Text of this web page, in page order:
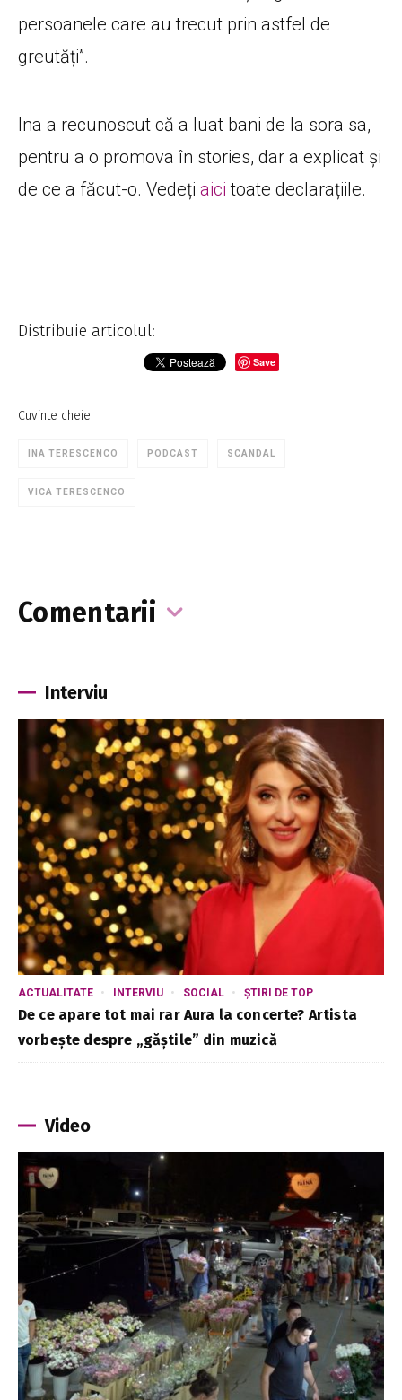
persoanele care au trecut prin astfel de
greutăți”.
Ina a recunoscut că a luat bani de la sora sa,
pentru a o promova în stories, dar a explicat și
de ce a făcut-o. Vedeți aici toate declarațiile.
Distribuie articolul:
Save
Cuvinte cheie:
INA TERESCENCO PODCAST SCANDAL
VICA TERESCENCO
Comentarii
Interviu
ACTUALITATE INTERVIU SOCIAL ȘTIRI DE TOP
De ce apare tot mai rar Aura la concerte? Artista
vorbește despre „găștile” din muzică
Video